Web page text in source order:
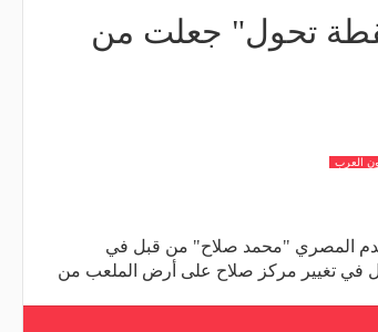
تحول" جعلت من
العرب
المصري "محمد صلاح" من قبل في
في تغيير مركز صلاح على أرض الملعب من